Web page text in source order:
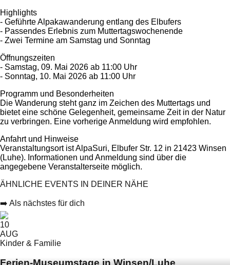
Highlights
- Geführte Alpakawanderung entlang des Elbufers
- Passendes Erlebnis zum Muttertagswochenende
- Zwei Termine am Samstag und Sonntag
Öffnungszeiten
- Samstag, 09. Mai 2026 ab 11:00 Uhr
- Sonntag, 10. Mai 2026 ab 11:00 Uhr
Programm und Besonderheiten
Die Wanderung steht ganz im Zeichen des Muttertags und
bietet eine schöne Gelegenheit, gemeinsame Zeit in der Natur
zu verbringen. Eine vorherige Anmeldung wird empfohlen.
Anfahrt und Hinweise
Veranstaltungsort ist AlpaSuri, Elbufer Str. 12 in 21423 Winsen
(Luhe). Informationen und Anmeldung sind über die
angegebene Veranstalterseite möglich.
ÄHNLICHE EVENTS IN DEINER NÄHE
➡️ Als nächstes für dich
10
AUG
Kinder & Familie